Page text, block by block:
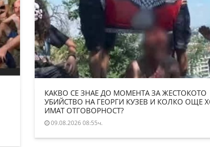
КАКВО СЕ ЗНАЕ ДО МОМЕНТА ЗА ЖЕСТОКОТО
УБИЙСТВО НА ГЕОРГИ КУЗЕВ И КОЛКО ОЩЕ
ИМАТ ОТГОВОРНОСТ?
09.08.2026 08:55ч.